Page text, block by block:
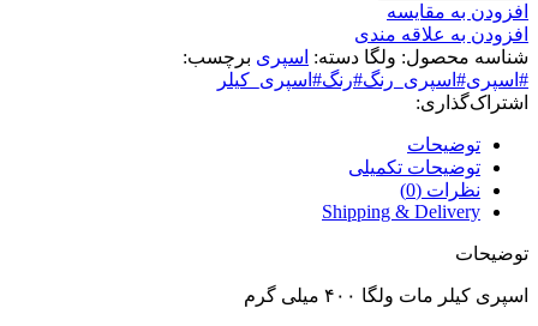
افزودن به مقایسه
افزودن به علاقه مندی
شناسه محصول: ولگا دسته: اسپری برچسب:
#اسپری#اسپری_رنگ#رنگ#اسپری_کیلر
اشتراک‌گذاری:
توضیحات
توضیحات تکمیلی
نظرات (0)
Shipping & Delivery
توضیحات
اسپری کیلر مات ولگا ۴۰۰ میلی گرم